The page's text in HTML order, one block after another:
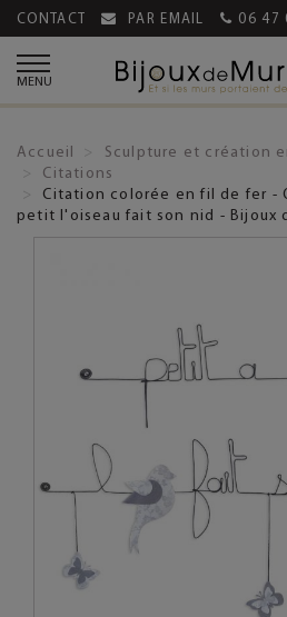
CONTACT PAR EMAIL 06 47
MENU
Accueil Sculpture et création
Citations
Citation colorée en fil de fer -
petit l'oiseau fait son nid - Bijoux